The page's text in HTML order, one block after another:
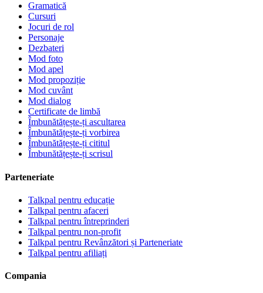
Gramatică
Cursuri
Jocuri de rol
Personaje
Dezbateri
Mod foto
Mod apel
Mod propoziție
Mod cuvânt
Mod dialog
Certificate de limbă
Îmbunătățește-ți ascultarea
Îmbunătățește-ți vorbirea
Îmbunătățește-ți cititul
Îmbunătățește-ți scrisul
Parteneriate
Talkpal pentru educație
Talkpal pentru afaceri
Talkpal pentru întreprinderi
Talkpal pentru non-profit
Talkpal pentru Revânzători și Parteneriate
Talkpal pentru afiliați
Compania